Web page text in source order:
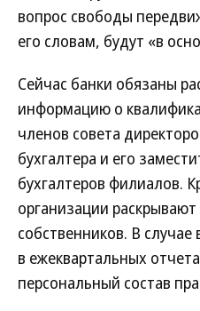
вопрос свободы
его словам, будут «в
Сейчас банки обязаны
информацию о
членов совета
бухгалтера и его
бухгалтеров филиалов.
организации
собственников. В
в ежеквартальных
персональный состав